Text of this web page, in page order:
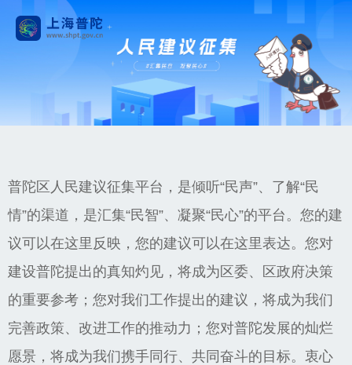
普陀区人民建议征集平台，是倾听“民声”、了解“民
情”的渠道，是汇集“民智”、凝聚“民心”的平台。您的建
议可以在这里反映，您的建议可以在这里表达。您对
建设普陀提出的真知灼见，将成为区委、区政府决策
的重要参考；您对我们工作提出的建议，将成为我们
完善政策、改进工作的推动力；您对普陀发展的灿烂
愿景，将成为我们携手同行、共同奋斗的目标。衷心